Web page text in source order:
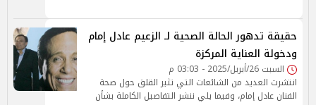
حقيقة تدهور الحالة الصحية لـ الزعيم عادل إمام
ودخولة العناية المركزة
السبت 26/أبريل/2025 - 03:03 م
انتشرت العديد من الشائعات التي تثير القلق حول صحة
الفنان عادل إمام، وفيما يلي ننشر التفاصيل الكاملة بشأن